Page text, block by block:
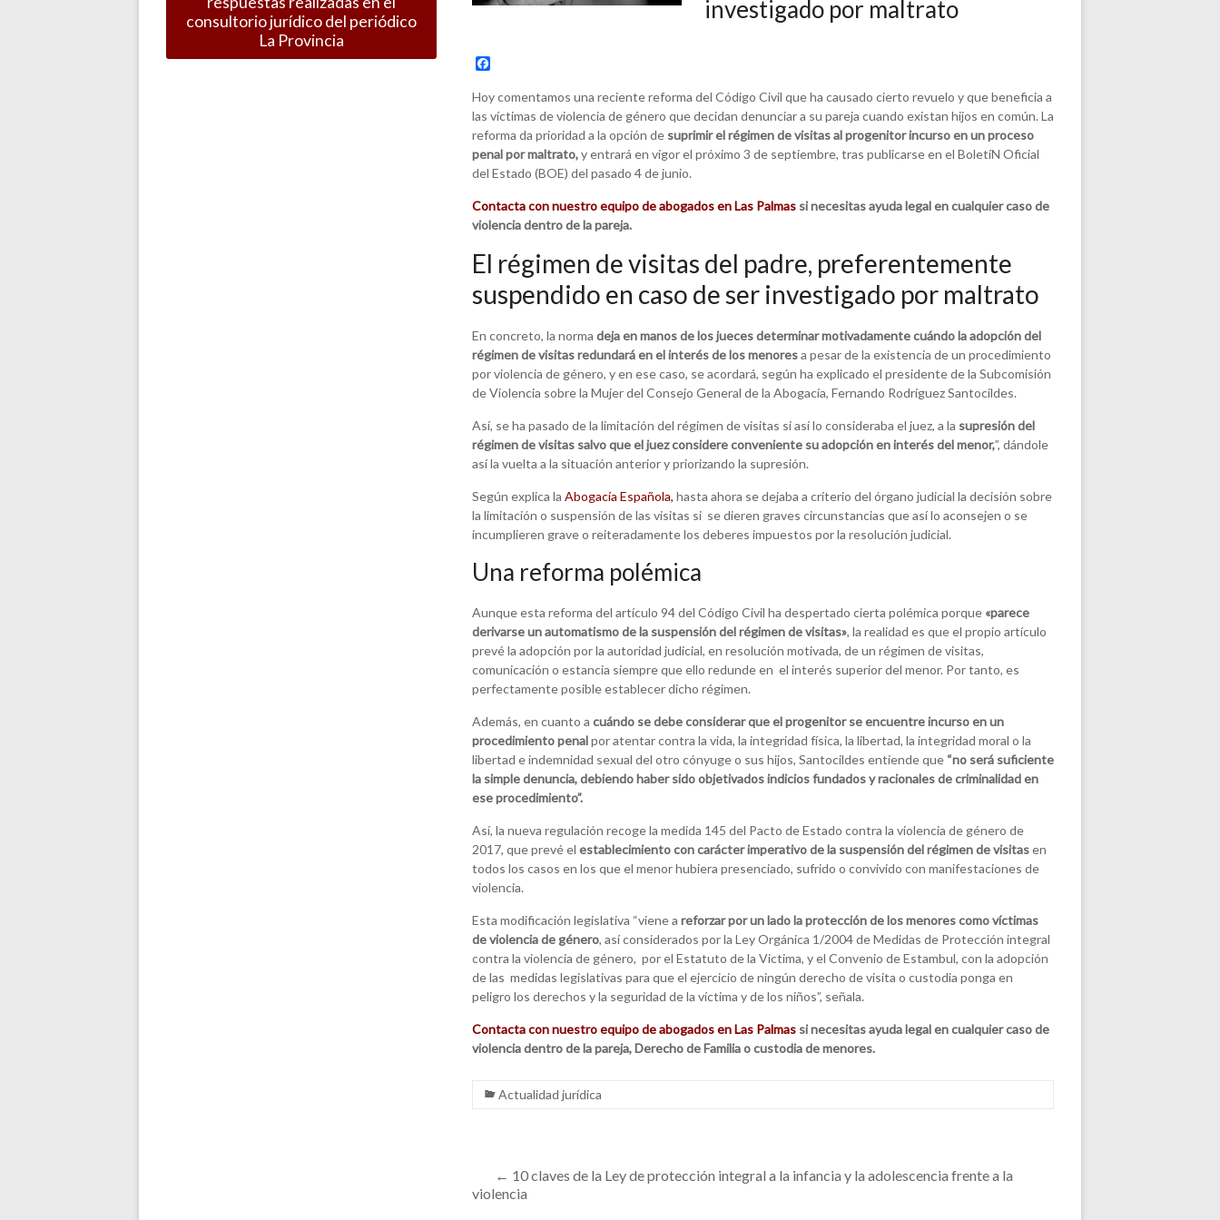
investigado por maltrato
F
c
e
b
o
o
k
Hoy comentamos una reciente reforma del Código Civil que ha causado cierto revuelo y que beneficia a
las víctimas de violencia de género que decidan denunciar a su pareja cuando existan hijos en común. La
reforma da prioridad a la opción de suprimir el régimen de visitas al progenitor incurso en un proceso
penal por maltrato,y entrará en vigor el próximo 3 de septiembre, tras publicarse en el BoletíN Oficial
del Estado (BOE) del pasado 4 de junio.
Contacta con nuestro equipo de abogados en Las Palmassi necesitas ayuda legal en cualquiercasode
violencia dentro de la pareja.
El régimen de visitas del padre, preferentemente
suspendido en caso de ser investigado por maltrato
En concreto, la norma deja en manos de los jueces determinar motivadamente cuándo la adopción del
régimen de visitas redundará en el interés de los menoresa pesar de la existencia de un procedimiento
por violencia de género, y en ese caso, se acordará, según ha explicado el presidente de la Subcomisión
de Violencia sobre la Mujer del Consejo General de la Abogacía, Fernando Rodríguez Santocildes.
Así, se ha pasado de la limitación del régimen de visitas si así lo consideraba el juez, a la supresión del
régimen de visitas salvo que el juez considere conveniente su adopción en interés del menor,”, dándole
así la vuelta a la situación anterior y priorizando la supresión.
Según explica la Abogacía Española, hasta ahora se dejaba a criterio del órgano judicial la decisión sobre
la limitación o suspensión de las visitas si se dieren graves circunstancias que así lo aconsejen o se
incumplieren grave o reiteradamente los deberes impuestos por la resolución judicial.
Una reforma polémica
Aunque esta reforma del artículo 94 del Código Civil ha despertado cierta polémica porque«parece
derivarse un automatismo de la suspensión del régimen de visitas», la realidad es que el propio artículo
prevé la adopción por la autoridad judicial, en resolución motivada, de un régimen de visitas,
comunicación o estancia siempre que ello redunde en el interés superior del menor. Por tanto, es
perfectamente posible establecer dicho régimen.
Además, en cuanto a cuándo se debe considerar que el progenitor se encuentre incurso en un
procedimiento penalpor atentar contra la vida, la integridad física, la libertad, la integridad moral o la
libertad e indemnidad sexual del otro cónyuge o sus hijos, Santocildes entiende que “no será suficiente
la simple denuncia, debiendo haber sido objetivados indicios fundados y racionales de criminalidad en
ese procedimiento”.
Así, la nueva regulación recoge la medida 145 del Pacto de Estado contra la violencia de género de
2017, que prevé el establecimiento con carácter imperativo de la suspensión del régimen de visitasen
todos los casos en los que el menor hubiera presenciado, sufrido o convivido con manifestaciones de
violencia.
Esta modificación legislativa “viene a reforzar por un lado la protección de los menores como víctimas
de violencia de género, así considerados por la Ley Orgánica 1/2004 de Medidas de Protección integral
contra la violencia de género, por el Estatuto de la Victima, y el Convenio de Estambul, con la adopción
de las medidas legislativas para que el ejercicio de ningún derecho de visita o custodia ponga en
peligro los derechos y la seguridad de la víctima y de los niños”, señala.
Contacta con nuestro equipo de abogados en Las Palmassi necesitas ayuda legal en cualquiercasode
violencia dentro de la pareja, Derecho de Familia o custodia de menores.
Actualidad jurídica
← 10 claves de la Ley de protección integral a la infancia y la adolescencia frente a la
violencia
consultorio jurídico del periódico
La Provincia